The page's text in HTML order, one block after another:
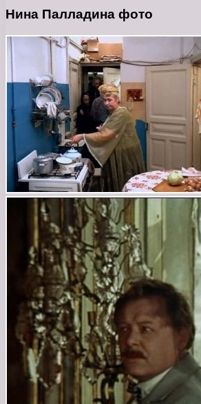
Нина Палладина фото